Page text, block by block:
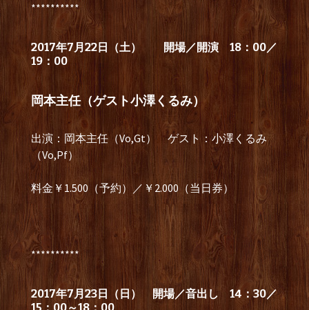
**********
2017年7月22日（土） 開場／開演 18：00／
19：00
岡本主任（ゲスト小澤くるみ）
出演：岡本主任（Vo,Gt） ゲスト：小澤くるみ
（Vo,Pf）
料金￥1.500（予約）／￥2.000（当日券）
**********
2017年7月23日（日）
開場／音出し 14：30／